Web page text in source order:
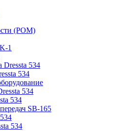
(РОМ)
1
Dressta 534
534
534
534
SB-165
534